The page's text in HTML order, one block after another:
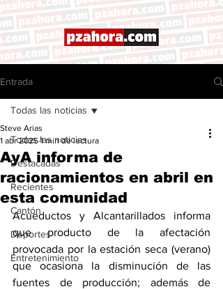
Entrada
Todas las noticias
Destacadas
Recientes
Cantón
Deportes
Entretenimiento
Todas las noticias
AyA informa de
racionamientos en abril en
esta comunidad
Steve Arias
1 abr 2025 1 min de lectura
Acueductos y Alcantarillados informa
que producto de la afectación
provocada por la estación seca (verano)
que ocasiona la disminución de las
fuentes de producción; además de